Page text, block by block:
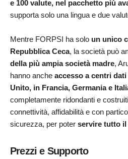
e 100 valute, nel pacchetto più
supporta solo una lingua e due
Mentre FORPSI ha solo un unico
Repubblica Ceca, la società può
della più ampia società madre,
hanno anche accesso a centri
Unito, in Francia, Germania e
completamente ridondanti e
connettività, affidabilità e con
sicurezza, per poter servire tutto
Prezzi e Supporto